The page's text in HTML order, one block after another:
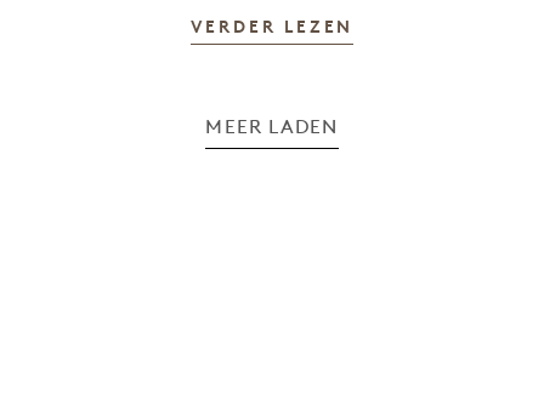
VERDER LEZEN
MEER LADEN